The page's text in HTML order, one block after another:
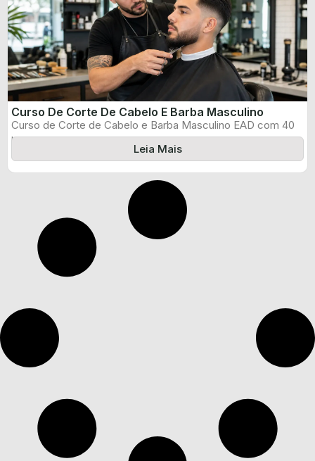
Curso De Corte De Cabelo E Barba Masculino
Curso de Corte de Cabelo e Barba Masculino EAD com 40
horas, certificado ...
Leia Mais